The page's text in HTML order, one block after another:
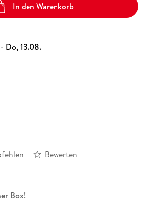
In den Warenkorb
Do, 13.08.
Bewerten
Box!